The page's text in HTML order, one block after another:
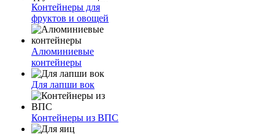
Контейнеры для
фруктов и овощей
Алюминиевые
контейнеры
Для лапши вок
Контейнеры из ВПС